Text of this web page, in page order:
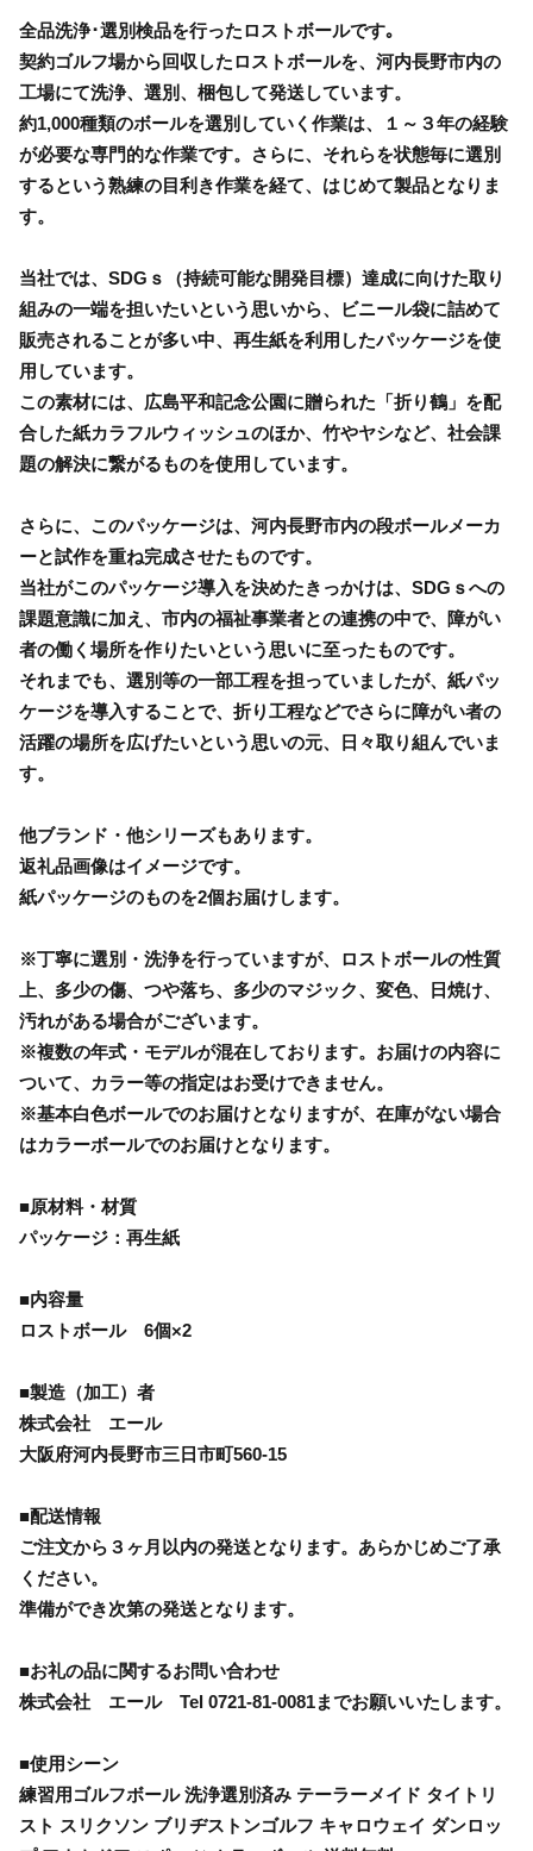
全品洗浄･選別検品を行ったロストボールです｡
契約ゴルフ場から回収したロストボールを、河内長野市内の
工場にて洗浄、選別、梱包して発送しています。
約1,000種類のボールを選別していく作業は、１～３年の経験
が必要な専門的な作業です。さらに、それらを状態毎に選別
するという熟練の目利き作業を経て、はじめて製品となりま
す。
当社では、SDGｓ（持続可能な開発目標）達成に向けた取り
組みの一端を担いたいという思いから、ビニール袋に詰めて
販売されることが多い中、再生紙を利用したパッケージを使
用しています。
この素材には、広島平和記念公園に贈られた「折り鶴」を配
合した紙カラフルウィッシュのほか、竹やヤシなど、社会課
題の解決に繋がるものを使用しています。
さらに、このパッケージは、河内長野市内の段ボールメーカ
ーと試作を重ね完成させたものです。
当社がこのパッケージ導入を決めたきっかけは、SDGｓへの
課題意識に加え、市内の福祉事業者との連携の中で、障がい
者の働く場所を作りたいという思いに至ったものです。
それまでも、選別等の一部工程を担っていましたが、紙パッ
ケージを導入することで、折り工程などでさらに障がい者の
活躍の場所を広げたいという思いの元、日々取り組んでいま
す。
他ブランド・他シリーズもあります。
返礼品画像はイメージです。
紙パッケージのものを2個お届けします。
※丁寧に選別・洗浄を行っていますが、ロストボールの性質
上、多少の傷、つや落ち、多少のマジック、変色、日焼け、
汚れがある場合がございます。
※複数の年式・モデルが混在しております。お届けの内容に
ついて、カラー等の指定はお受けできません。
※基本白色ボールでのお届けとなりますが、在庫がない場合
はカラーボールでのお届けとなります。
■原材料・材質
パッケージ：再生紙
■内容量
ロストボール 6個×2
■製造（加工）者
株式会社 エール
大阪府河内長野市三日市町560-15
■配送情報
ご注文から３ヶ月以内の発送となります。あらかじめご了承
ください。
準備ができ次第の発送となります。
■お礼の品に関するお問い合わせ
株式会社 エール Tel 0721-81-0081までお願いいたします。
■使用シーン
練習用ゴルフボール 洗浄選別済み テーラーメイド タイトリ
スト スリクソン ブリヂストンゴルフ キャロウェイ ダンロッ